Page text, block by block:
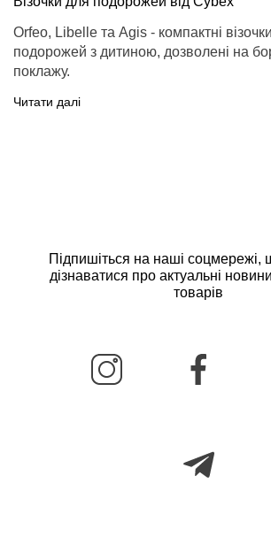
Orfeo, Libelle та Agis - компактні
подорожей з дитиною, дозволені на
поклажу.
Читати далі
Підпишіться на наші
дізнаватися про актуальні
товарів